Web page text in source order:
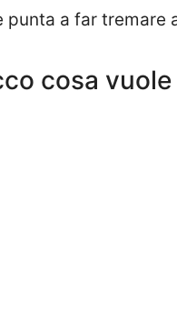
punta a far tremare
cosa